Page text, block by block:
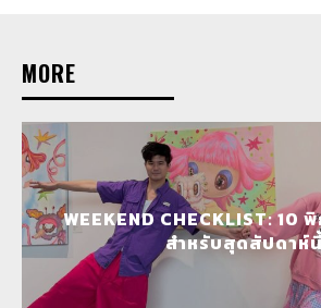
MORE
WEEKEND CHECKLIST: 10
สำหรับสุดสัปดาห์